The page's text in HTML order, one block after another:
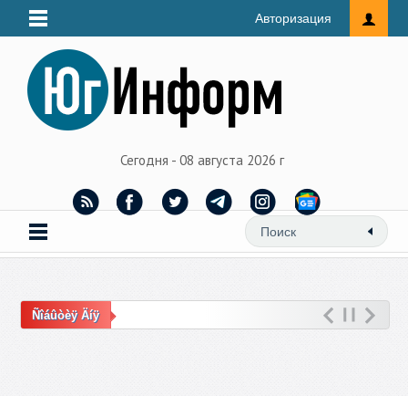
Авторизация
Сегодня - 08 августа 2026 г
Ñîáûòèÿ Äíÿ